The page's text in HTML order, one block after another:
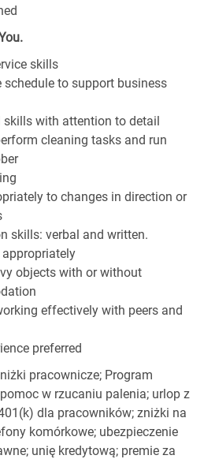
skills
to support business
with attention to detail
cleaning tasks and run
to changes in direction or
skills: verbal and written.
objects with or without
effectively with peers and
preferred
pracownicze; Program
w rzucaniu palenia; urlop z
dla pracowników; zniżki na
komórkowe; ubezpieczenie
unię kredytową; premie za